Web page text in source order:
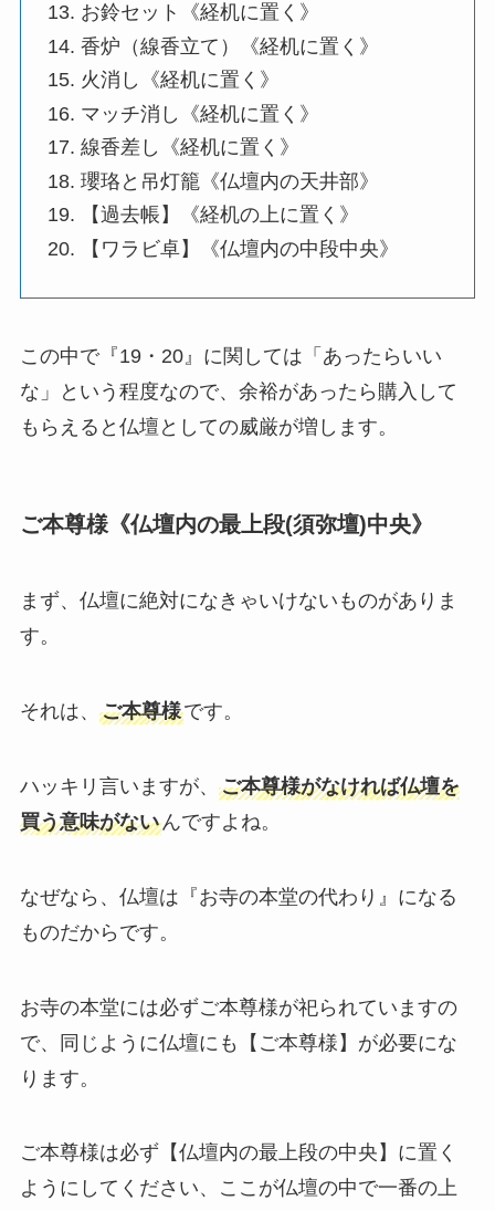
お鈴セット《経机に置く》
香炉（線香立て）《経机に置く》
火消し《経机に置く》
マッチ消し《経机に置く》
線香差し《経机に置く》
瓔珞と吊灯籠《仏壇内の天井部》
【過去帳】《経机の上に置く》
【ワラビ卓】《仏壇内の中段中央》
この中で『19・20』に関しては「あったらいい
な」という程度なので、余裕があったら購入して
もらえると仏壇としての威厳が増します。
ご本尊様《仏壇内の最上段(須弥壇)中央》
まず、仏壇に絶対になきゃいけないものがありま
す。
それは、 ご本尊様です。
ハッキリ言いますが、 ご本尊様がなければ仏壇を
買う意味がないんですよね。
なぜなら、仏壇は『お寺の本堂の代わり』になる
ものだからです。
お寺の本堂には必ずご本尊様が祀られていますの
で、同じように仏壇にも【ご本尊様】が必要にな
ります。
ご本尊様は必ず【仏壇内の最上段の中央】に置く
ようにしてください、ここが仏壇の中で一番の上